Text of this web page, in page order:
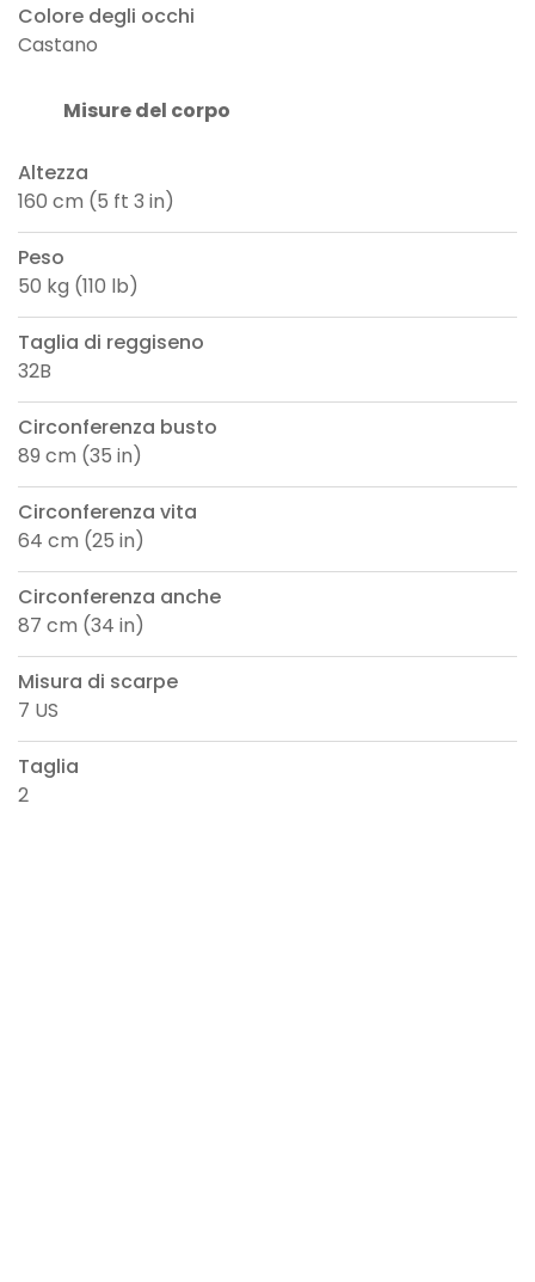
Colore degli occhi
Castano
Misure del corpo
Altezza
160 cm (5 ft 3 in)
Peso
50 kg (110 lb)
Taglia di reggiseno
32B
Circonferenza busto
89 cm (35 in)
Circonferenza vita
64 cm (25 in)
Circonferenza anche
87 cm (34 in)
Misura di scarpe
7 US
Taglia
2